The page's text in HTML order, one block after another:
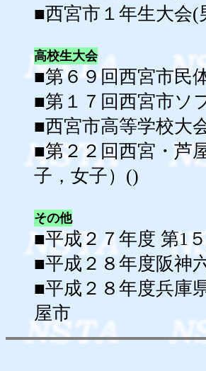
■西宮市１年生大会(
高校生大会
■第６９回西宮市民
■第１７回西宮市ソ
■西宮市高等学校大
■第２２回西宮・芦
子，女子）()
その他
■平成２７年度 第1
■平成２８年度阪神
■平成２８年度兵庫
屋市